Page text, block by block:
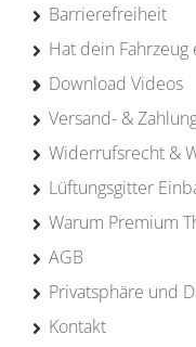
Barrierefreiheit
Hat dein
Download Videos
Versand- &
Widerrufsrecht &
Lüftungsgitter
Warum Premium
AGB
Privatsphäre und
Kontakt